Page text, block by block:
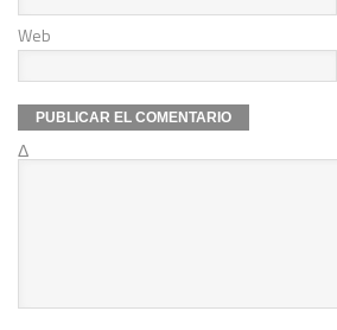
Web
Δ